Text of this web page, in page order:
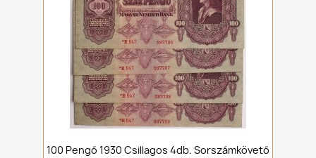
100 Pengő 1930 Csillagos 4db. Sorszámkövető